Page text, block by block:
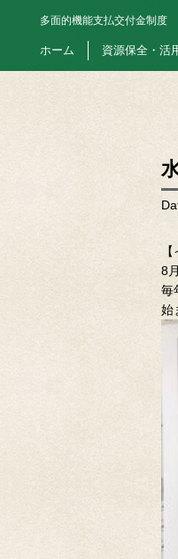
多面的機能支払交付金制度
ホーム 資源保全・活
8
毎
始